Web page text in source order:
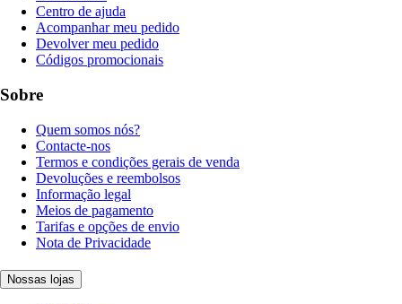
Centro de ajuda
Acompanhar meu pedido
Devolver meu pedido
Códigos promocionais
Sobre
Quem somos nós?
Contacte-nos
Termos e condições gerais de venda
Devoluções e reembolsos
Informação legal
Meios de pagamento
Tarifas e opções de envio
Nota de Privacidade
Nossas lojas